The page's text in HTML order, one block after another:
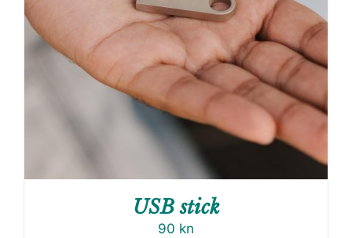
USB stick
90 kn